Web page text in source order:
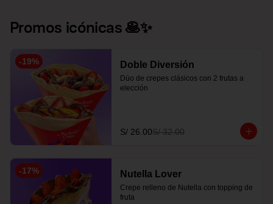
Promos icónicas 🥞✨
-19% Doble Diversión
Dúo de crepes clásicos con 2 frutas a
elección
S/ 26.00S/ 32.00
-17% Nutella Lover
Crepe relleno de Nutella con topping de
fruta